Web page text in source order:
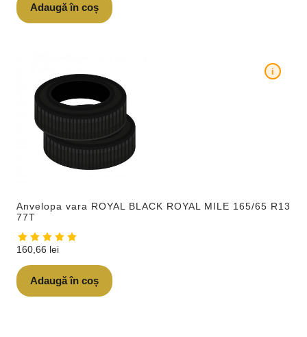
Adaugă în coș
Anvelopa vara ROYAL BLACK ROYAL MILE 165/65 R13
77T
i
160,66 lei
Adaugă în coș